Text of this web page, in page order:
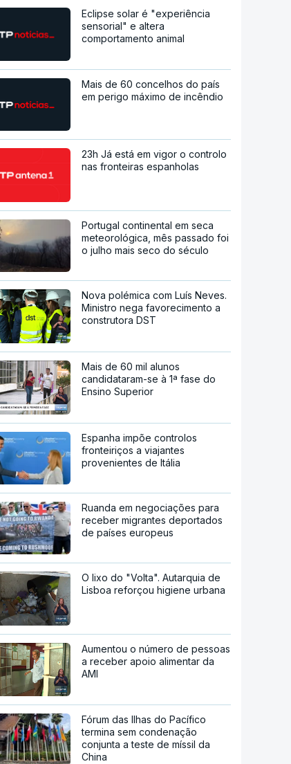
Eclipse solar é "experiência
sensorial" e altera
comportamento animal
Mais de 60 concelhos do país
em perigo máximo de incêndio
23h Já está em vigor o controlo
nas fronteiras espanholas
Portugal continental em seca
meteorológica, mês passado foi
o julho mais seco do século
Nova polémica com Luís Neves.
Ministro nega favorecimento a
construtora DST
Mais de 60 mil alunos
candidataram-se à 1ª fase do
Ensino Superior
Espanha impõe controlos
fronteiriços a viajantes
provenientes de Itália
Ruanda em negociações para
receber migrantes deportados
de países europeus
O lixo do "Volta". Autarquia de
Lisboa reforçou higiene urbana
Aumentou o número de pessoas
a receber apoio alimentar da
AMI
Fórum das Ilhas do Pacífico
termina sem condenação
conjunta a teste de míssil da
China